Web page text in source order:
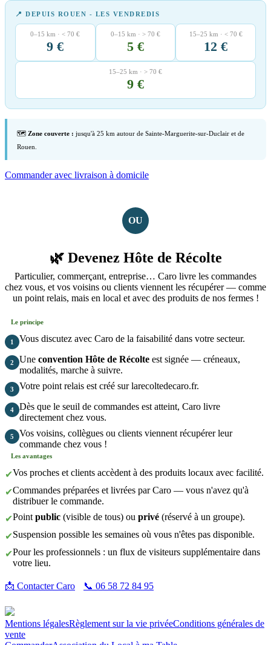
📍 DEPUIS ROUEN - LES VENDREDIS
0–15 km · < 70 €
9 €
0–15 km · > 70 €
5 €
15–25 km · < 70 €
12 €
15–25 km · > 70 €
9 €
🗺️ Zone couverte : jusqu'à 25 km autour de Sainte-Marguerite-sur-Duclair et de
Rouen.
Commander avec livraison à domicile
OU
🌿 Devenez Hôte de Récolte
Particulier, commerçant, entreprise… Caro livre les commandes
chez vous, et vos voisins ou clients viennent les récupérer — comme
un point relais, mais en local et avec des produits de nos fermes !
Le principe
1 Vous discutez avec Caro de la faisabilité dans votre secteur.
2 Une convention Hôte de Récolte est signée — créneaux,
modalités, marche à suivre.
3 Votre point relais est créé sur larecoltedecaro.fr.
4
Dès que le seuil de commandes est atteint, Caro livre
directement chez vous.
5
Vos voisins, collègues ou clients viennent récupérer leur
commande chez vous !
Les avantages
✔Vos proches et clients accèdent à des produits locaux avec facilité.
✔Commandes préparées et livrées par Caro — vous n'avez qu'à
distribuer le commande.
✔Point public (visible de tous) ou privé (réservé à un groupe).
✔Suspension possible les semaines où vous n'êtes pas disponible.
✔Pour les professionnels : un flux de visiteurs supplémentaire dans
votre lieu.
📩 Contacter Caro 📞 06 58 72 84 95
Mentions légalesRèglement sur la vie privéeConditions générales de
vente